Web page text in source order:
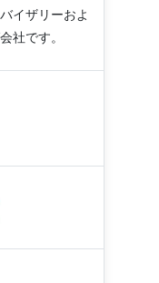
イザリーおよ
社です。